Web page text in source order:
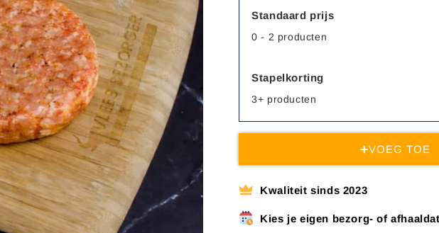
Standaard prijs
0 - 2 producten
Stapelkorting
3+ producten
➕VOEG TOE
Kwaliteit sinds 2023
Kies je eigen bezorg- of